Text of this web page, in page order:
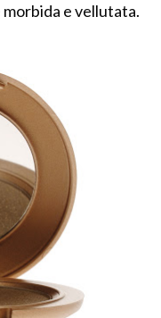
e vellutata.